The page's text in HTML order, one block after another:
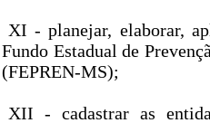
XI - planejar, elaborar,
Fundo Estadual de
(FEPREN-MS);
XII - cadastrar as